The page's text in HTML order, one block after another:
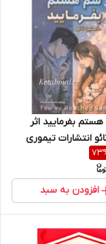
بفرمایید اثر
انتشارات تیموری
73
افزودن به سبد